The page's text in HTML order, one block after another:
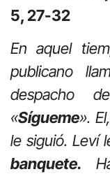
5, 27-32
En aquel
publicano
despacho
«Sígueme».
le siguió. Leví
banquete.